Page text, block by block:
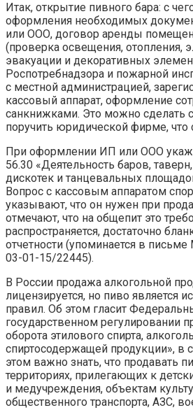
Итак, открытие пивного бара: с
оформления необходимых
или ООО, договор аренды
(проверка освещения, отопления,
эвакуации и декоративных
Роспотребнадзора и пожарной
с местной администрацией,
кассовый аппарат, оформление
санкнижками. Это можно сделать
поручить юридической фирме, что
При оформлении ИП или ООО
56.30 «Деятельность баров,
дискотек и танцевальных
Вопрос с кассовым аппаратом
указывают, что он нужен при
отмечают, что на общепит это
распространяется, достаточно
отчетности (упоминается в
03-01-15/22445).
В России продажа алкогольной
лицензируется, но пиво является
правил. Об этом гласит
государственном регулировании
оборота этилового спирта,
спиртосодержащей продукции», в
этом важно знать, что продавать
территориях, прилегающих к
и медучреждения, объектам
общественного транспорта, АЗС,